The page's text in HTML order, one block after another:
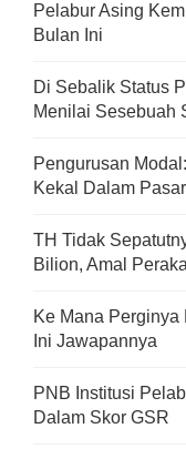
Pelabur Asing
Bulan Ini
Di Sebalik Status
Menilai Sesebuah
Pengurusan
Kekal Dalam
TH Tidak
Bilion, Amal
Ke Mana
Ini Jawapannya
PNB Institusi
Dalam Skor GSR